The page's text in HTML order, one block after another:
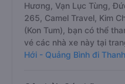
Hương, Vạn Lục Tùng,
265, Camel Travel, Kim
(Kon Tum), bạn có thể
vé các nhà xe này tại
Hới - Quảng Bình đi